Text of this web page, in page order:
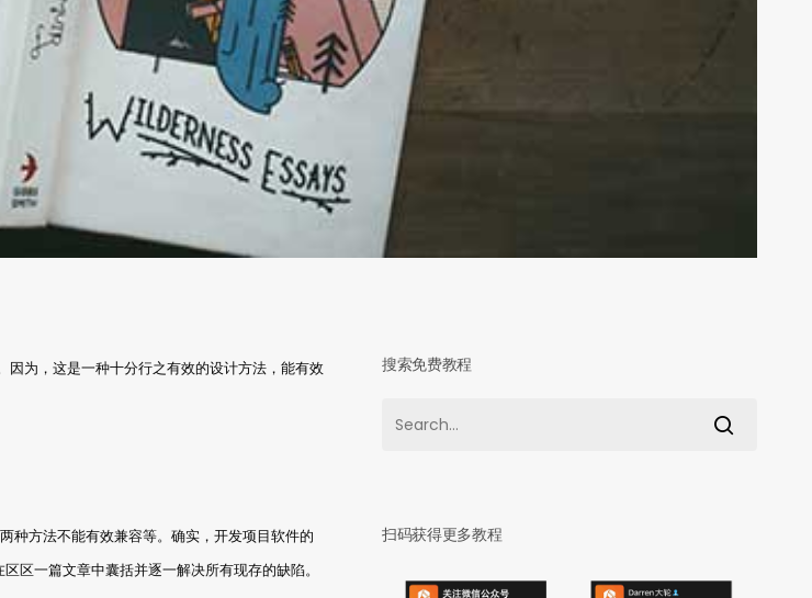
为，这是一种十分行之有效的设计方法，能有效
种方法不能有效兼容等。确实，开发项目软件的
区一篇文章中囊括并逐一解决所有现存的缺陷。
搜索免费教程
扫码获得更多教程